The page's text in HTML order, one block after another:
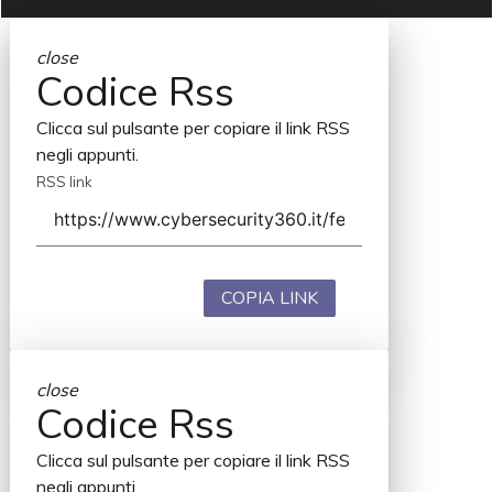
close
Codice Rss
Clicca sul pulsante per copiare il link RSS
negli appunti.
RSS link
COPIA LINK
close
Codice Rss
Clicca sul pulsante per copiare il link RSS
negli appunti.